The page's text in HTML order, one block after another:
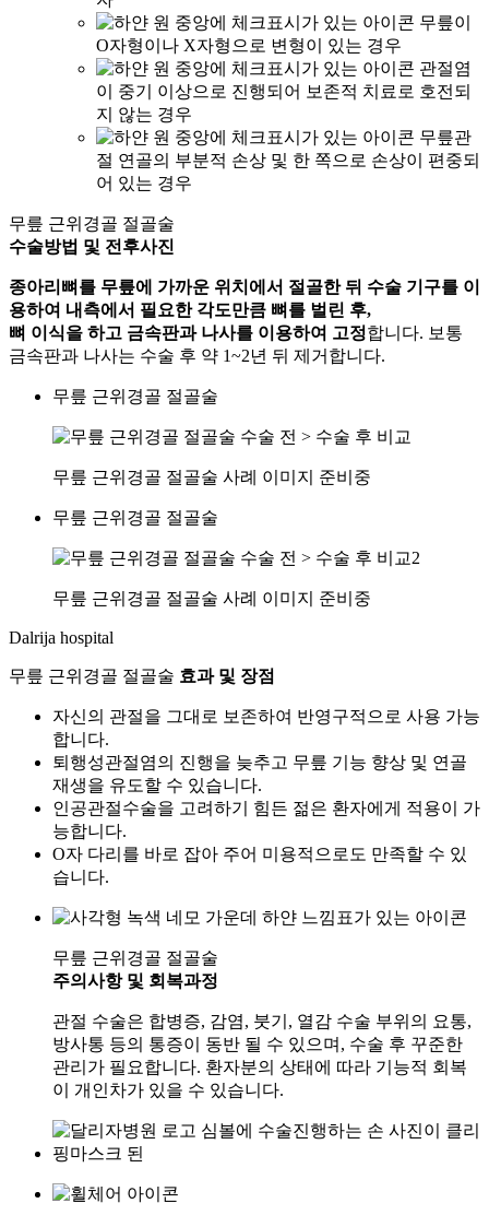
무릎이
O자형이나 X자형으로 변형이 있는 경우
관절염
이 중기 이상으로 진행되어 보존적 치료로 호전되
지 않는 경우
무릎관
절 연골의 부분적 손상 및 한 쪽으로 손상이 편중되
어 있는 경우
무릎 근위경골 절골술
수술방법 및 전후사진
종아리뼈를 무릎에 가까운 위치에서 절골한 뒤 수술 기구를 이
용하여 내측에서 필요한 각도만큼 뼈를 벌린 후,
뼈 이식을 하고 금속판과 나사를 이용하여 고정합니다. 보통
금속판과 나사는 수술 후 약 1~2년 뒤 제거합니다.
무릎 근위경골 절골술
무릎 근위경골 절골술 사례 이미지 준비중
무릎 근위경골 절골술
무릎 근위경골 절골술 사례 이미지 준비중
Dalrija hospital
무릎 근위경골 절골술 효과 및 장점
자신의 관절을 그대로 보존하여 반영구적으로 사용 가능
합니다.
퇴행성관절염의 진행을 늦추고 무릎 기능 향상 및 연골
재생을 유도할 수 있습니다.
인공관절수술을 고려하기 힘든 젊은 환자에게 적용이 가
능합니다.
O자 다리를 바로 잡아 주어 미용적으로도 만족할 수 있
습니다.
무릎 근위경골 절골술
주의사항 및 회복과정
관절 수술은 합병증, 감염, 붓기, 열감 수술 부위의 요통,
방사통 등의 통증이 동반 될 수 있으며, 수술 후 꾸준한
관리가 필요합니다. 환자분의 상태에 따라 기능적 회복
이 개인차가 있을 수 있습니다.